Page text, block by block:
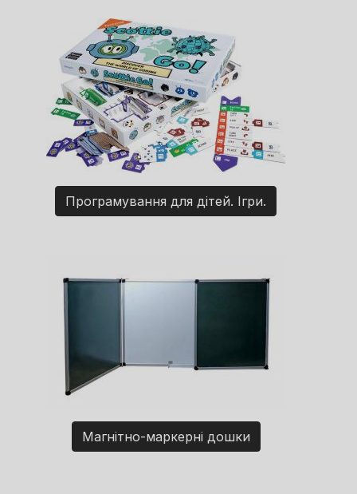
Програмування для дітей. Ігри.
Магнітно-маркерні дошки